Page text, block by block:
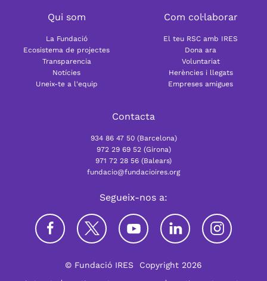
Qui som
La Fundació
Ecosistema de projectes
Transparencia
Notícies
Uneix-te a l'equip
Com col·laborar
El teu RSC amb IRES
Dona ara
Voluntariat
Herències i llegats
Empreses amigues
Contacta
934 86 47 50 (Barcelona)
972 29 69 52 (Girona)
971 72 28 56 (Balears)
fundacio@fundacioires.org
Segueix-nos a:
© Fundació IRES
Copyright 2026